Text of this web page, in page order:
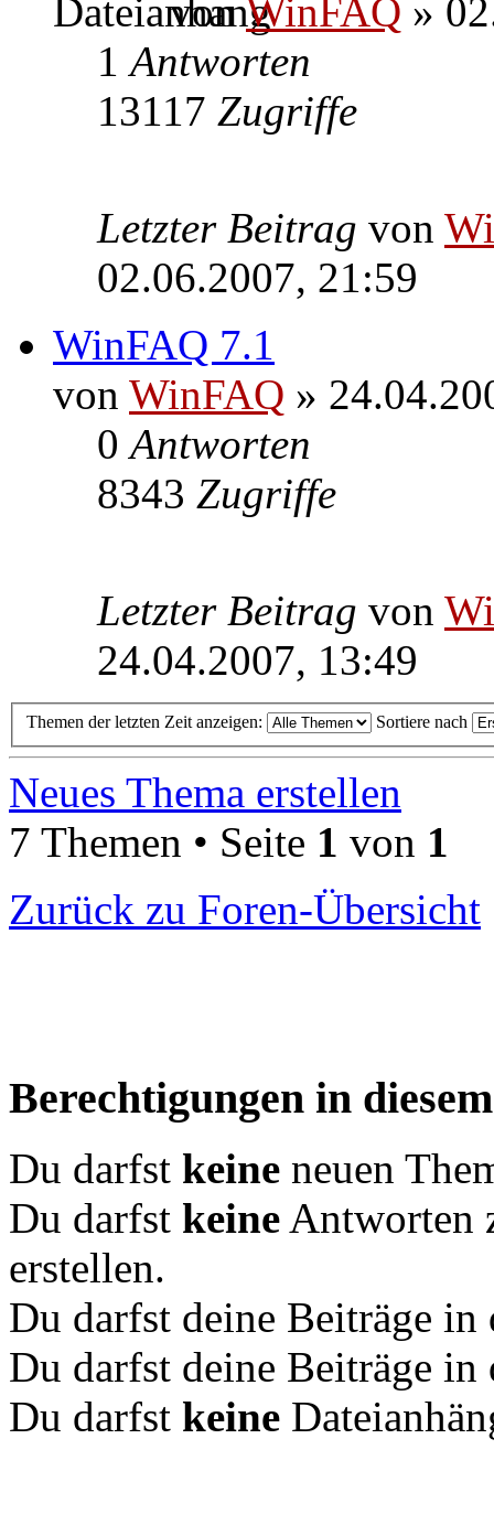
vonWinFAQ »
1Antworten
13117 Zugriffe
Letzter Beitrag von
02.06.2007, 21:59
WinFAQ 7.1
von WinFAQ »
0Antworten
8343 Zugriffe
Letzter Beitrag von
24.04.2007, 13:49
Themen der letzten Zeit anzeigen: Sortiere nach
Neues Thema erstellen
7 Themen • Seite 1 von 1
Zurück zu Foren-Übersicht
Berechtigungen in
Du darfst keine neuen
Du darfst keine Antworten
erstellen.
Du darfst deine Beiträge
Du darfst deine Beiträge
Du darfst keine